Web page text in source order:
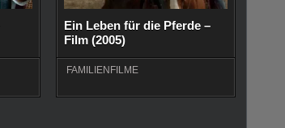
Ein Leben für die Pferde –
Film (2005)
FAMILIENFILME